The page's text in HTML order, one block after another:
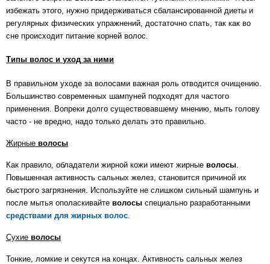
избежать этого, нужно придерживаться сбалансированной диеты и
регулярных физических упражнений, достаточно спать, так как во
сне происходит питание корней волос.
Типы волос и уход за ними
В правильном уходе за волосами важная роль отводится очищению.
Большинство современных шампуней подходят для частого
применения. Вопреки долго существовавшему мнению, мыть голову
часто - не вредно, надо только делать это правильно.
Жирные волосы
Как правило, обладатели жирной кожи имеют жирные волосы.
Повышенная активность сальных желез, становится причиной их
быстрого загрязнения. Используйте не слишком сильный шампунь и
после мытья ополаскивайте волосы специально разработанными
средствами для жирных волос.
Сухие волосы
Тонкие, ломкие и секутся на концах. Активность сальных желез